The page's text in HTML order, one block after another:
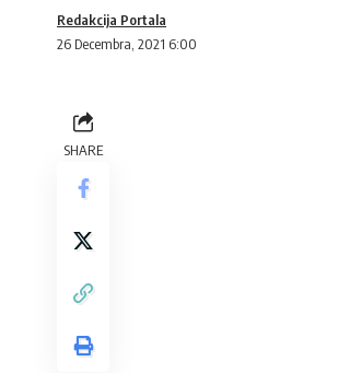
26 Decembra, 2021 6:00
Redakcija Portala
SHARE